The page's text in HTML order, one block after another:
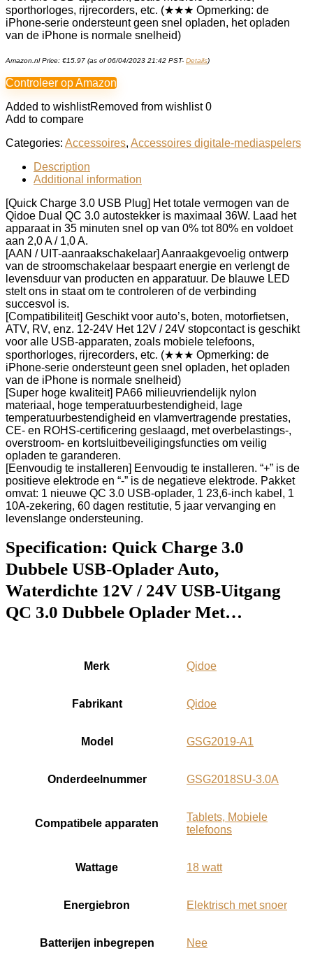
sporthorloges, rijrecorders, etc. (★★★ Opmerking: de
iPhone-serie ondersteunt geen snel opladen, het opladen
van de iPhone is normale snelheid)
Amazon.nl Price: €15.97 (as of 06/04/2023 21:42 PST- Details)
Controleer op Amazon
Added to wishlistRemoved from wishlist 0
Add to compare
Categories: Accessoires, Accessoires digitale-mediaspelers
Description
Additional information
[Quick Charge 3.0 USB Plug] Het totale vermogen van de
Qidoe Dual QC 3.0 autostekker is maximaal 36W. Laad het
apparaat in 35 minuten snel op van 0% tot 80% en voldoet
aan 2,0 A / 1,0 A.
[AAN / UIT-aanraakschakelaar] Aanraakgevoelig ontwerp
van de stroomschakelaar bespaart energie en verlengt de
levensduur van producten en apparatuur. De blauwe LED
stelt ons in staat om te controleren of de verbinding
succesvol is.
[Compatibiliteit] Geschikt voor auto’s, boten, motorfietsen,
ATV, RV, enz. 12-24V Het 12V / 24V stopcontact is geschikt
voor alle USB-apparaten, zoals mobiele telefoons,
sporthorloges, rijrecorders, etc. (★★★ Opmerking: de
iPhone-serie ondersteunt geen snel opladen, het opladen
van de iPhone is normale snelheid)
[Super hoge kwaliteit] PA66 milieuvriendelijk nylon
materiaal, hoge temperatuurbestendigheid, lage
temperatuurbestendigheid en vlamvertragende prestaties,
CE- en ROHS-certificering geslaagd, met overbelastings-,
overstroom- en kortsluitbeveiligingsfuncties om veilig
opladen te garanderen.
[Eenvoudig te installeren] Eenvoudig te installeren. “+” is de
positieve elektrode en “-” is de negatieve elektrode. Pakket
omvat: 1 nieuwe QC 3.0 USB-oplader, 1 23,6-inch kabel, 1
10A-zekering, 60 dagen restitutie, 5 jaar vervanging en
levenslange ondersteuning.
Specification: Quick Charge 3.0
Dubbele USB-Oplader Auto,
Waterdichte 12V / 24V USB-Uitgang
QC 3.0 Dubbele Oplader Met…
Merk ‎Qidoe
Fabrikant ‎Qidoe
Model ‎GSG2019-A1
Onderdeelnummer ‎GSG2018SU-3.0A
Compatibele apparaten
‎Tablets, Mobiele
telefoons
Wattage ‎18 watt
Energiebron ‎Elektrisch met snoer
Batterijen inbegrepen ‎Nee